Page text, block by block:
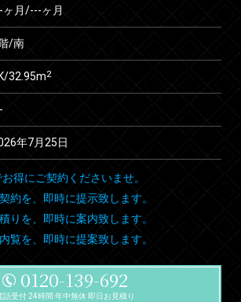
ヶ月/---ヶ月
/南
32.95m2
年7月25日
得にご契約くださいませ。
約を、即時に提示致します。
りを、即時に案内致します。
覧を、即時に提案致します。
0120-139-692
話受付 24時間 年中無休 即日お見積り